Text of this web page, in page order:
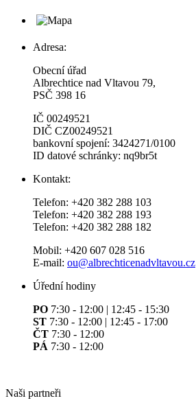
Adresa:
Obecní úřad
Albrechtice nad Vltavou 79,
PSČ 398 16
IČ 00249521
DIČ CZ00249521
bankovní spojení: 3424271/0100
ID datové schránky: nq9br5t
Kontakt:
Telefon: +420 382 288 103
Telefon: +420 382 288 193
Telefon: +420 382 288 182
Mobil: +420 607 028 516
E-mail: ou@albrechticenadvltavou.cz
Úřední hodiny
PO 7:30 - 12:00 | 12:45 - 15:30
ST 7:30 - 12:00 | 12:45 - 17:00
ČT 7:30 - 12:00
PÁ 7:30 - 12:00
Naši partneři